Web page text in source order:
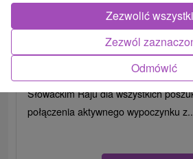
★★ Słowacki
Smižany
8,8 (99 recenzji)
Wellness Hotel Čingov *** to idealne
Słowackim Raju dla wszystkich
połączenia aktywnego wypoczynku
Odmówić
Zezwól
Zezwolić